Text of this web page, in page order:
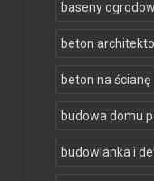
baseny
beton
beton na ścianę
budowa domu
budowlanka i